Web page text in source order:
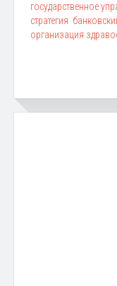
государственное
стратегия
организация